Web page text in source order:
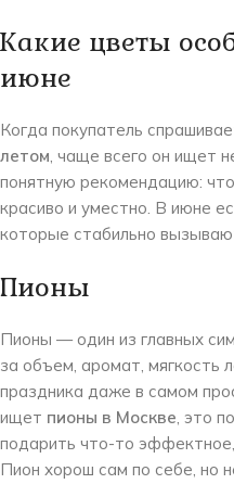
Какие цветы
июне
Когда покупатель
летом, чаще всего он ищет
понятную рекомендацию:
красиво и уместно. В июне
которые стабильно
Пионы
Пионы — один из главных
за объем, аромат, мягкость
праздника даже в самом
ищет пионы в Москве, это
подарить что-то
Пион хорош сам по себе, но